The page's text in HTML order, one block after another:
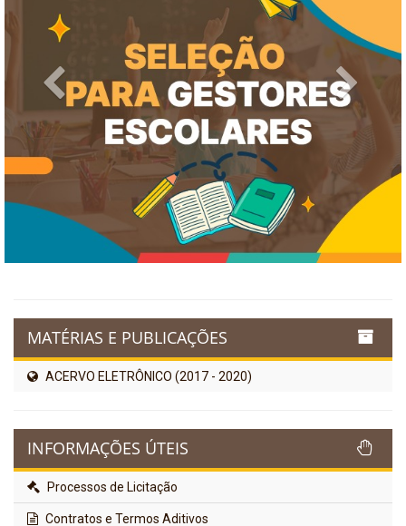
Previous Next
MATÉRIAS E PUBLICAÇÕES
ACERVO ELETRÔNICO (2017 - 2020)
INFORMAÇÕES ÚTEIS
Processos de Licitação
Contratos e Termos Aditivos